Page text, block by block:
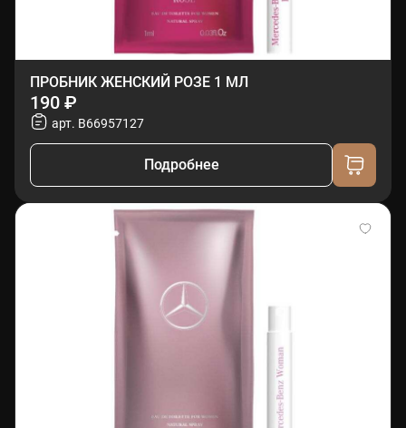
ПРОБНИК ЖЕНСКИЙ РОЗЕ 1 МЛ
190 ₽
арт. B66957127
Подробнее